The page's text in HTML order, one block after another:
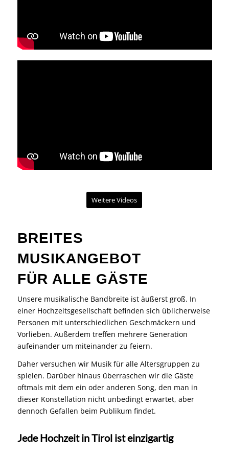
Weitere Videos
BREITES
MUSIKANGEBOT
FÜR ALLE GÄSTE
Unsere musikalische Bandbreite ist äußerst groß. In
einer Hochzeitsgesellschaft befinden sich üblicherweise
Personen mit unterschiedlichen Geschmäckern und
Vorlieben. Außerdem treffen mehrere Generation
aufeinander um miteinander zu feiern.
Daher versuchen wir Musik für alle Altersgruppen zu
spielen. Darüber hinaus überraschen wir die Gäste
oftmals mit dem ein oder anderen Song, den man in
dieser Konstellation nicht unbedingt erwartet, aber
dennoch Gefallen beim Publikum findet.
Jede Hochzeit in Tirol ist einzigartig